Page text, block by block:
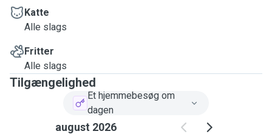
Katte
Alle slags
Fritter
Alle slags
Tilgængelighed
Et hjemmebesøg om
dagen
august 2026